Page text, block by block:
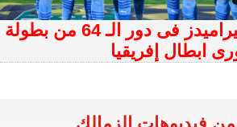
عاجل : منافس بيراميدز فى دور الـ 64 من بطولة
ابطال إفريقيا